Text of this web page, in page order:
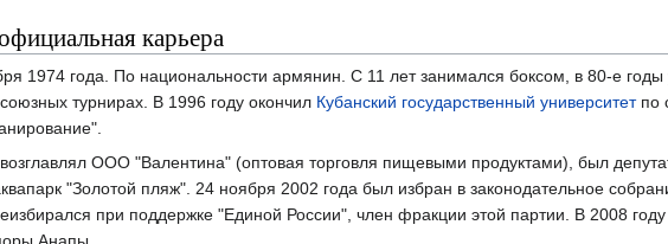
карьера
1974 года. По национальности армянин. С 11 лет занимался боксом, в 80-е
турнирах. В 1996 году окончил Кубанский государственный университетпо
ООО "Валентина" (оптовая торговля пищевыми продуктами), был
"Золотой пляж". 24 ноября 2002 года был избран в законодательное
при поддержке "Единой России", член фракции этой партии. В 2008